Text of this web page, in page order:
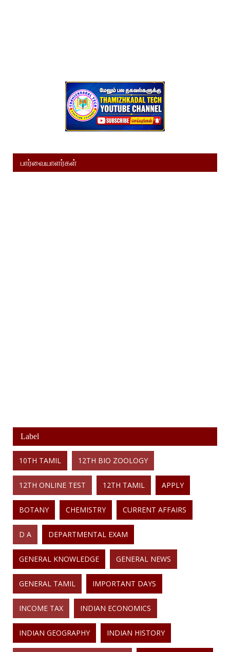
பார்வையாளர்கள்
Label
10TH TAMIL 12TH BIO ZOOLOGY
12TH ONLINE TEST 12TH TAMIL APPLY
BOTANY CHEMISTRY CURRENT AFFAIRS
D A DEPARTMENTAL EXAM
GENERAL KNOWLEDGE GENERAL NEWS
GENERAL TAMIL IMPORTANT DAYS
INCOME TAX INDIAN ECONOMICS
INDIAN GEOGRAPHY INDIAN HISTORY